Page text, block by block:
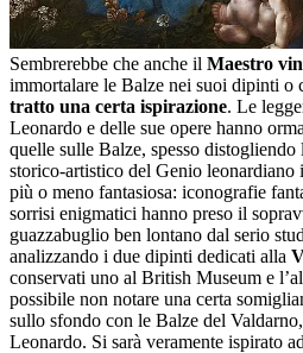
Sembrerebbe che anche il Maestro
immortalare le Balze nei suoi dipinti o
tratto una certa ispirazione. Le
Leonardo e delle sue opere hanno
quelle sulle Balze, spesso distogliendo
storico-artistico del Genio
più o meno fantasiosa: iconografie
sorrisi enigmatici hanno preso il
guazzabuglio ben lontano dal serio
analizzando i due dipinti dedicati alla
conservati uno al British Museum e
possibile non notare una certa
sullo sfondo con le Balze del
Leonardo. Si sarà veramente ispirato